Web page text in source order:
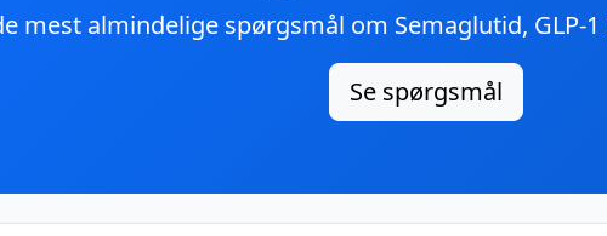
mest almindelige spørgsmål om Semaglutid,
Se spørgsmål